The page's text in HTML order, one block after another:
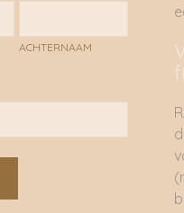
ACHTERNAAM